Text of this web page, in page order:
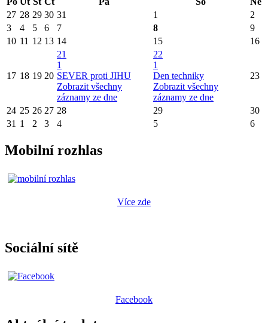
27 28 29 30 31 1
2
3
4 5 6 7 8
9
10 11 12 13 14 15 16
17 18 19 20
21
1
SEVER proti JIHU
Zobrazit všechny
záznamy ze dne
22
1
Den techniky
Zobrazit všechny
záznamy ze dne
23
24 25 26 27 28 29
30
31 1 2 3 4 5 6
Mobilní rozhlas
Více zde
Sociální sítě
Facebook